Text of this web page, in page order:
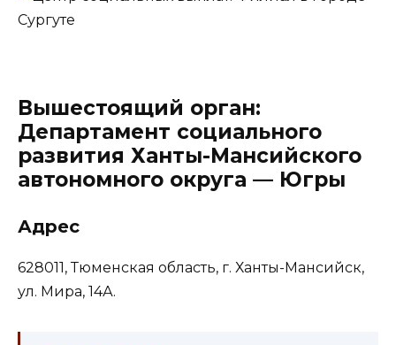
Вышестоящий орган:
Департамент социального
развития Ханты-Мансийского
автономного округа — Югры
Адрес
628011, Тюменская область, г. Ханты-Мансийск,
ул. Мира, 14А.